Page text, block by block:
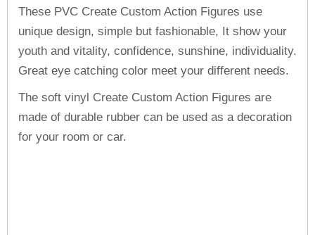
These PVC Create Custom Action Figures use
unique design, simple but fashionable, It show your
youth and vitality, confidence, sunshine, individuality.
Great eye catching color meet your different needs.
The soft vinyl Create Custom Action Figures are
made of durable rubber can be used as a decoration
for your room or car.